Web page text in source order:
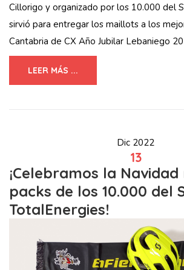
Cillorigo y organizado por los 10.000 del
sirvió para entregar los maillots a los
Cantabria de CX Año Jubilar Lebaniego
LEER MÁS ...
Dic 2022
13
¡Celebramos la
packs de los 10.000 del
TotalEnergies!